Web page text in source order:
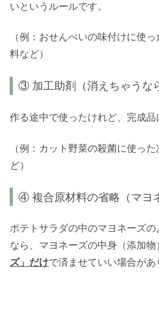
いというルールです。
（例：おせんべいの味付けに使
料など）
③ 加工助剤（消えちゃうな
作る途中で使ったけれど、完成品
（例：カット野菜の殺菌に使っ
ど）
④ 複合原材料の省略（マヨ
ポテトサラダの中のマヨネーズ
なら、マヨネーズの中身（添加物
ズ」だけで済ませていい場合があ